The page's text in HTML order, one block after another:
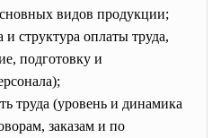
видов продукции;
структура оплаты труда,
подготовку и
труда (уровень и динамика
заказам и по